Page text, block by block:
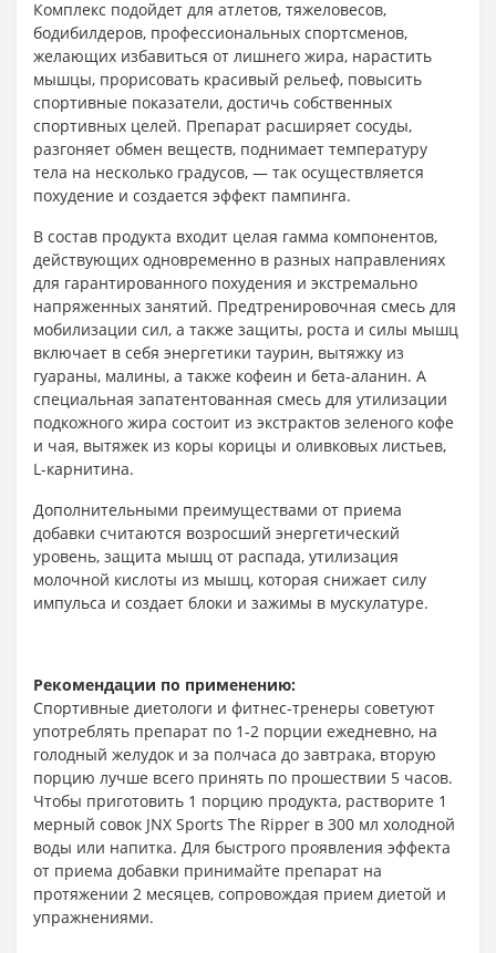
Комплекс подойдет для атлетов, тяжеловесов,
бодибилдеров, профессиональных спортсменов,
желающих избавиться от лишнего жира, нарастить
мышцы, прорисовать красивый рельеф, повысить
спортивные показатели, достичь собственных
спортивных целей. Препарат расширяет сосуды,
разгоняет обмен веществ, поднимает температуру
тела на несколько градусов, — так осуществляется
похудение и создается эффект пампинга.
В состав продукта входит целая гамма компонентов,
действующих одновременно в разных направлениях
для гарантированного похудения и экстремально
напряженных занятий. Предтренировочная смесь для
мобилизации сил, а также защиты, роста и силы мышц
включает в себя энергетики таурин, вытяжку из
гуараны, малины, а также кофеин и бета-аланин. А
специальная запатентованная смесь для утилизации
подкожного жира состоит из экстрактов зеленого кофе
и чая, вытяжек из коры корицы и оливковых листьев,
L-карнитина.
Дополнительными преимуществами от приема
добавки считаются возросший энергетический
уровень, защита мышц от распада, утилизация
молочной кислоты из мышц, которая снижает силу
импульса и создает блоки и зажимы в мускулатуре.
Рекомендации по применению:
Спортивные диетологи и фитнес-тренеры советуют
употреблять препарат по 1-2 порции ежедневно, на
голодный желудок и за полчаса до завтрака, вторую
порцию лучше всего принять по прошествии 5 часов.
Чтобы приготовить 1 порцию продукта, растворите 1
мерный совок JNX Sports The Ripper в 300 мл холодной
воды или напитка. Для быстрого проявления эффекта
от приема добавки принимайте препарат на
протяжении 2 месяцев, сопровождая прием диетой и
упражнениями.